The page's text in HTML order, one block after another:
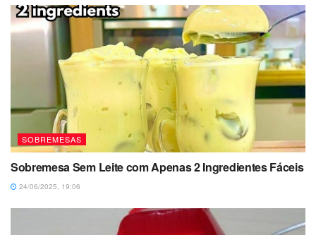
SOBREMESAS
Sobremesa Sem Leite com Apenas 2 Ingredientes Fáceis
24/06/2025, 19:06